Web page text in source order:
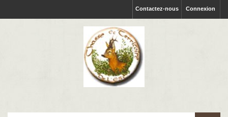
Connexion
Contactez-nous